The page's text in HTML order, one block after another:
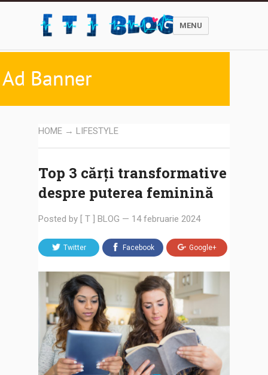
MENU
HOME → LIFESTYLE
Top 3 cărți transformative
despre puterea feminină
Posted by [ T ] BLOG — 14 februarie 2024
Twitter Facebook Google+